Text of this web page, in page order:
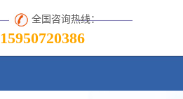
全国咨询热线：
15950720386